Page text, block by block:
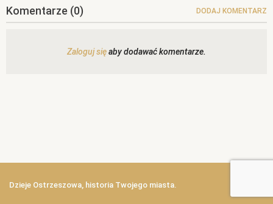
Komentarze (0) DODAJ KOMENTARZ
Zaloguj sięaby dodawać komentarze.
Dzieje Ostrzeszowa, historia Twojego miasta.